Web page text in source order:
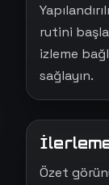
rutini
izleme
sağlayın.
Özet